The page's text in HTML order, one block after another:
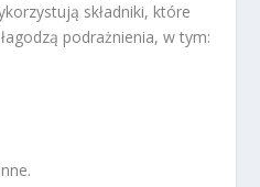
składniki, które
podrażnienia, w tym: